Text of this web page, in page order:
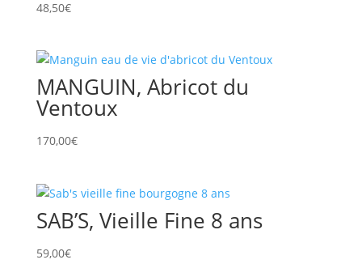
48,50€
MANGUIN, Abricot du
Ventoux
170,00€
SAB’S, Vieille Fine 8 ans
59,00€